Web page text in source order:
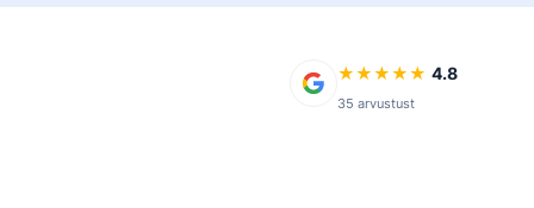
★★★★★ 4.8
35 arvustust